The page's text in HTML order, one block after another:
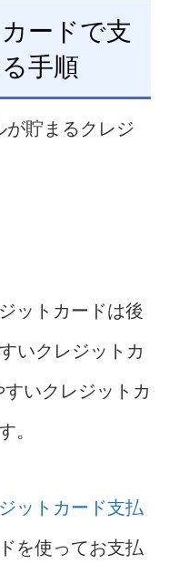
ードで支
手順
貯まるクレジ
ットカードは後
いクレジットカ
いクレジットカ
。
ットカード支払
を使ってお支払